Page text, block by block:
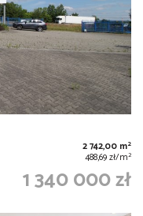
2 742,00 m2
488,69 zł/m2
1 340 000 zł